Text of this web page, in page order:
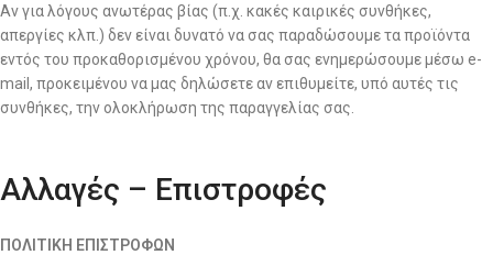
Αν για λόγους ανωτέρας βίας (π.χ. κακές καιρικές συνθήκες,
απεργίες κλπ.) δεν είναι δυνατό να σας παραδώσουμε τα προϊόντα
εντός του προκαθορισμένου χρόνου, θα σας ενημερώσουμε μέσω e-
mail, προκειμένου να μας δηλώσετε αν επιθυμείτε, υπό αυτές τις
συνθήκες, την ολοκλήρωση της παραγγελίας σας.
Αλλαγές – Επιστροφές
ΠΟΛΙΤΙΚΗ ΕΠΙΣΤΡΟΦΩΝ